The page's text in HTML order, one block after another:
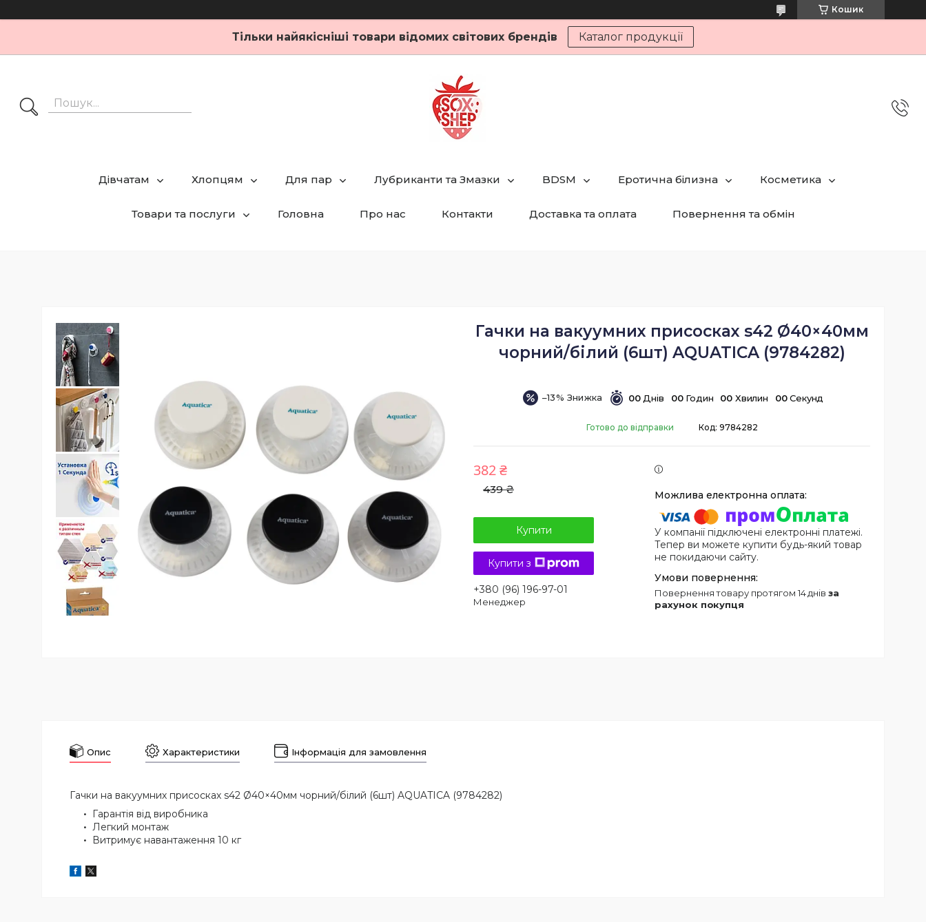
Кошик
Тільки найякісніші товари відомих світових брендів Каталог продукції
Дівчатам Хлопцям Для пар Лубриканти та Змазки BDSM Еротична білизна Косметика
Товари та послуги Головна Про нас Контакти Доставка та оплата Повернення та обмін
Гачки на вакуумних присосках s42 Ø40×40мм
чорний/білий (6шт) AQUATICA (9784282)
–13% 00 Днів 00 Годин 00 Хвилин 00 Секунд
Готово до відправки Код: 9784282
439 ₴
382 ₴
Купити
Купити з
+380 (96) 196-97-01
Менеджер
У компанії підключені електронні платежі.
Тепер ви можете купити будь-який товар
не покидаючи сайту.
повернення товару протягом 14 днів за
рахунок покупця
Опис Характеристики Інформація для замовлення
Гачки на вакуумних присосках s42 Ø40×40мм чорний/білий (6шт) AQUATICA (9784282)
Гарантія від виробника
Легкий монтаж
Витримує навантаження 10 кг